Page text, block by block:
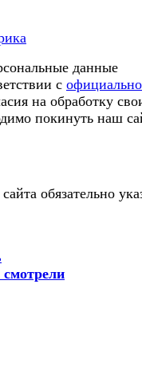
данные
с
на обработку
покинуть наш
обязательно